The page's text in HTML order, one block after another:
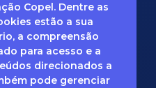
Copel. Dentre as
estão a sua
a compreensão
para acesso e a
direcionados a
pode gerenciar